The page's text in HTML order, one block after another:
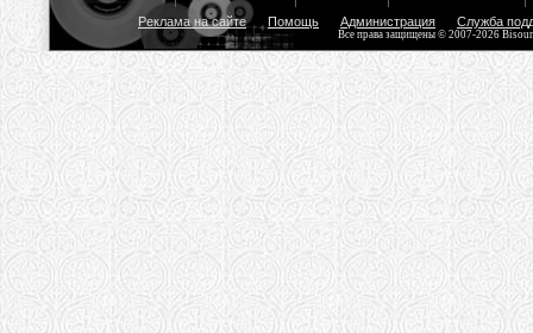
Реклама на сайте Помощь Администрация Служба
Все права защищены © 2007-2026